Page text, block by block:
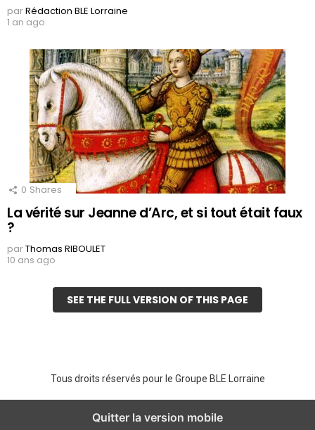
parRédaction BLE Lorraine
1 an ago
0 Shares
La vérité sur Jeanne d’Arc, et si tout était faux
?
parThomas RIBOULET
10 ans ago
SEE THE FULL VERSION OF THIS PAGE
Tous droits réservés pour le Groupe BLE Lorraine
Quitter la version mobile